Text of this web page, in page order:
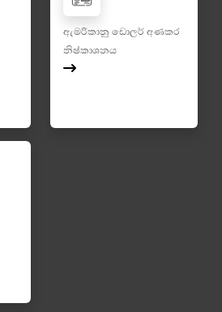
ඇමරිකානු ඩොලර් අණකර
නිෂ්කාශනය